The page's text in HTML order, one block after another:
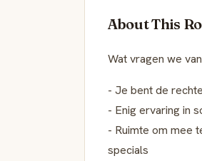
About This
Wat vragen we
- Je bent de
- Enig ervaring in
- Ruimte om mee
specials